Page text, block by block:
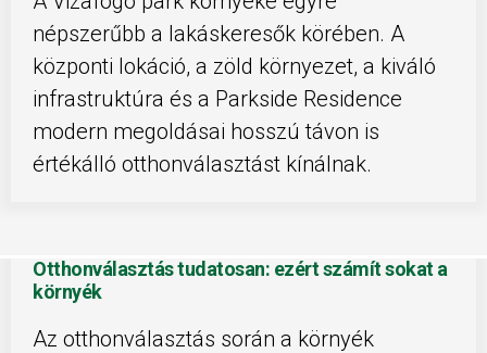
népszerűbb a lakáskeresők körében. A
központi lokáció, a zöld környezet, a kiváló
infrastruktúra és a Parkside Residence
modern megoldásai hosszú távon is
értékálló otthonválasztást kínálnak.
Otthonválasztás tudatosan: ezért számít sokat a
környék
Az otthonválasztás során a környék